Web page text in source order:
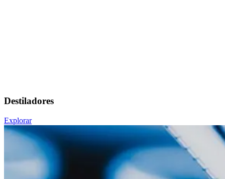
Destiladores
Explorar